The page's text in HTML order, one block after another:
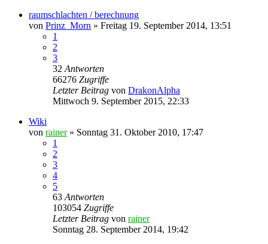
raumschlachten / berechnung
von Prinz_Morn » Freitag 19. September 2014, 13:51
1
2
3
32 Antworten
66276 Zugriffe
Letzter Beitrag von DrakonAlpha
Mittwoch 9. September 2015, 22:33
Wiki
von rainer» Sonntag 31. Oktober 2010, 17:47
1
2
3
4
5
63 Antworten
103054 Zugriffe
Letzter Beitrag von rainer
Sonntag 28. September 2014, 19:42